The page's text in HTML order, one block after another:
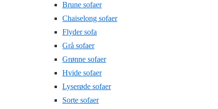
Brune sofaer
Chaiselong sofaer
Flyder sofa
Grå sofaer
Grønne sofaer
Hvide sofaer
Lyserøde sofaer
Sorte sofaer